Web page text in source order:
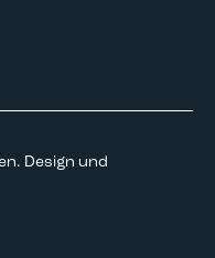
Design und